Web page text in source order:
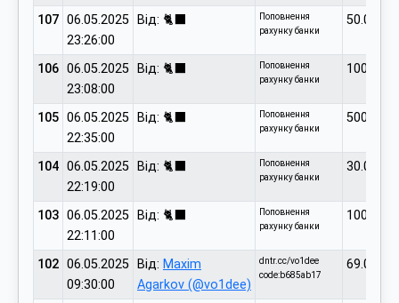
107 06.05.2025
23:26:00
Від: 🐈‍⬛
Поповнення
рахунку банки
50.00
106 06.05.2025
23:08:00
Від: 🐈‍⬛
Поповнення
рахунку банки
100.00
105 06.05.2025
22:35:00
Від: 🐈‍⬛
Поповнення
рахунку банки
500.00
104 06.05.2025
22:19:00
Від: 🐈‍⬛
Поповнення
рахунку банки
30.00
103 06.05.2025
22:11:00
Від: 🐈‍⬛
Поповнення
рахунку банки
100.00
102 06.05.2025
09:30:00
Від: Maxim
Agarkov (@vo1dee)
dntr.cc/vo1dee
code:b685ab17
69.00